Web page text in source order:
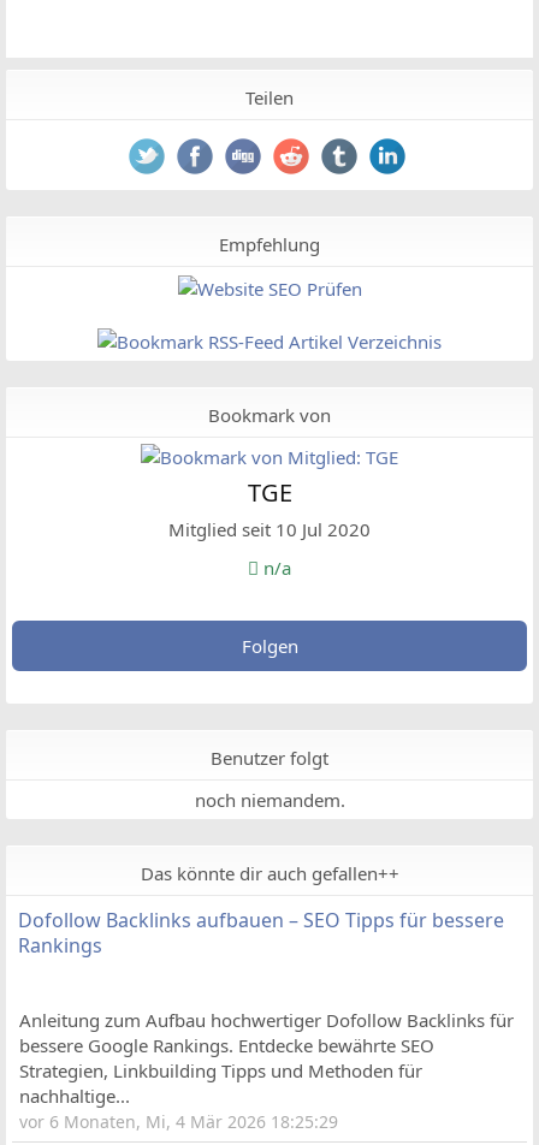
Teilen
Empfehlung
Bookmark von
TGE
Mitglied seit 10 Jul 2020
n/a
Folgen
Benutzer folgt
noch niemandem.
Das könnte dir auch gefallen++
Dofollow Backlinks aufbauen – SEO Tipps für bessere
Rankings
Anleitung zum Aufbau hochwertiger Dofollow Backlinks für
bessere Google Rankings. Entdecke bewährte SEO
Strategien, Linkbuilding Tipps und Methoden für
nachhaltige...
vor 6 Monaten, Mi, 4 Mär 2026 18:25:29